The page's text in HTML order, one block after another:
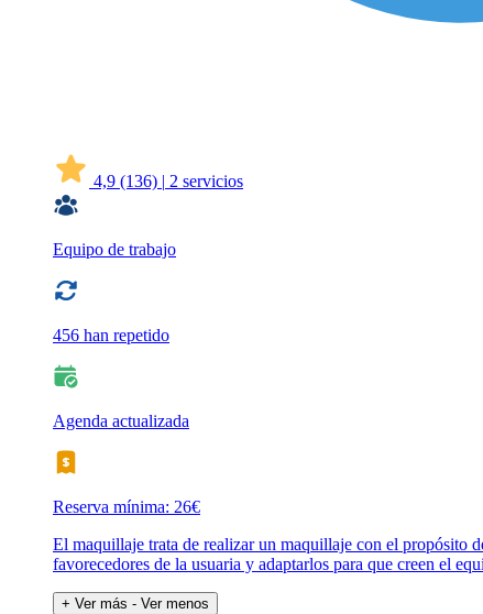
4,9 (136) | 2 servicios
Equipo de trabajo
456 han repetido
Agenda actualizada
Reserva mínima: 26€
El maquillaje trata de realizar un maquillaje con el propósito
favorecedores de la usuaria y adaptarlos para que creen el
+ Ver más - Ver menos